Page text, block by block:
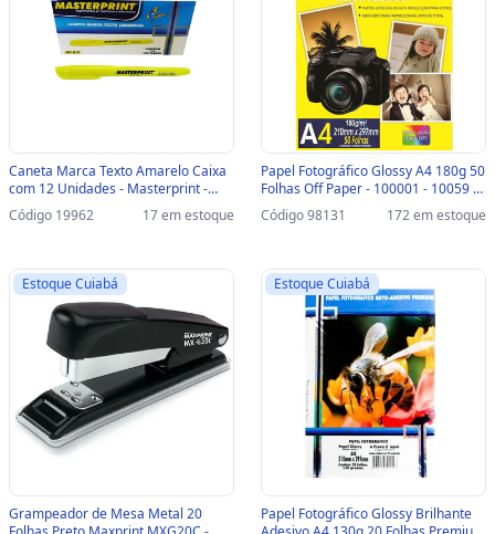
Caneta Marca Texto Amarelo Caixa
com 12 Unidades - Masterprint -
MP612 /309020001 -
MP612/309020001
Código 19962 17 em estoque
Papel Fotográfico Glossy A4 180g 50
Folhas Off Paper - 100001 - 10059 -
100001
Código 98131 172 em estoque
Estoque Cuiabá
Grampeador de Mesa Metal 20
Estoque Cuiabá
Papel Fotográfico Glossy Brilhante